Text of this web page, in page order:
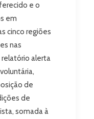
e o
em
cinco regiões
nas
alerta
de
de
somada à